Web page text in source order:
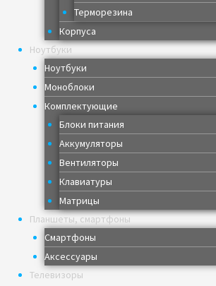
Терморезина
Корпуса
Ноутбуки
Ноутбуки
Моноблоки
Комплектующие
Блоки питания
Аккумуляторы
Вентиляторы
Клавиатуры
Матрицы
Планшеты, смартфоны
Смартфоны
Аксессуары
Телевизоры